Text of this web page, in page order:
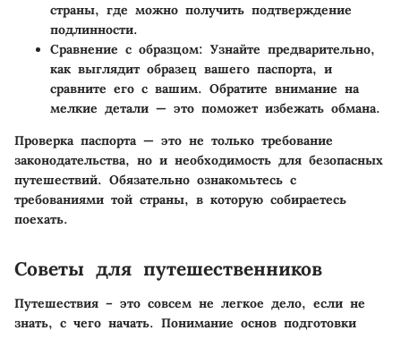
страны, где можно получить подтверждение
подлинности.
Сравнение с образцом: Узнайте предварительно,
как выглядит образец вашего паспорта, и
сравните его с вашим. Обратите внимание на
мелкие детали — это поможет избежать обмана.
Проверка паспорта — это не только требование
законодательства, но и необходимость для безопасных
путешествий. Обязательно ознакомьтесь с
требованиями той страны, в которую собираетесь
поехать.
Советы для путешественников
Путешествия – это совсем не легкое дело, если не
знать, с чего начать. Понимание основ подготовки